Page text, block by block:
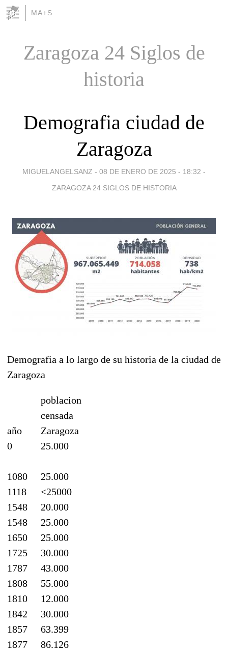
MA+S
Zaragoza 24 Siglos de
historia
Demografia ciudad de
Zaragoza
MIGUELANGELSANZ - 08 DE ENERO DE 2025 - 18:32 -
ZARAGOZA 24 SIGLOS DE HISTORIA
Demografia a lo largo de su historia de la ciudad de
Zaragoza
poblacion
censada
año
Zaragoza
0
25.000
1080
25.000
1118
<25000
1548
20.000
1548
25.000
1650
25.000
1725
30.000
1787
43.000
1808
55.000
1810
12.000
1842
30.000
1857
63.399
1877
86.126